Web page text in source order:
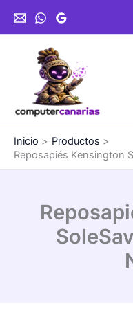
Inicio
Productos
Reposapiés Kensington
45x35cm
Negro